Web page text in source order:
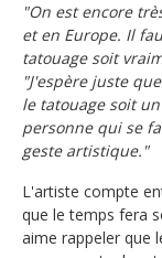
"On est encore
et en Europe. Il
tatouage soit
"J'espère juste
le tatouage soit
personne qui se
geste artistique."
L'artiste compte
que le temps fera
aime rappeler que